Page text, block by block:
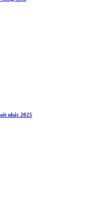
nhất 2025